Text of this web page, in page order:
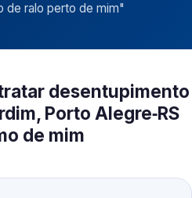
de ralo perto de mim"
desentupimento
Porto Alegre‑RS
de mim